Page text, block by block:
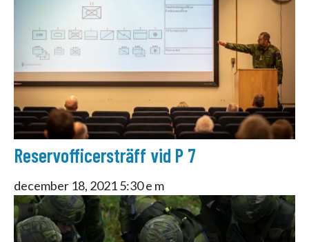
Reservofficersträff vid P 7
december 18, 2021 5:30 e m